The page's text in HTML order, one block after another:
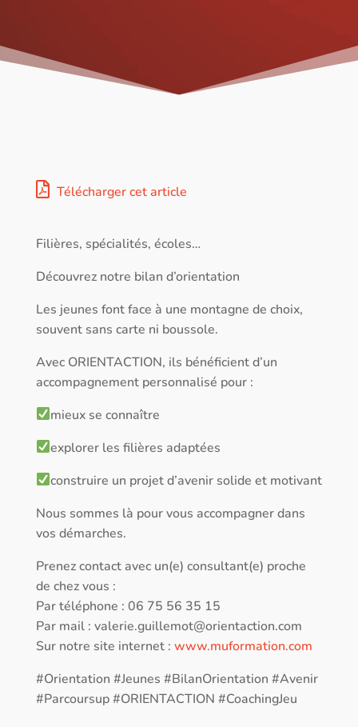
Télécharger cet article
Filières, spécialités, écoles…
Découvrez notre bilan d’orientation
Les jeunes font face à une montagne de choix,
souvent sans carte ni boussole.
Avec ORIENTACTION, ils bénéficient d’un
accompagnement personnalisé pour :
mieux se connaître
explorer les filières adaptées
construire un projet d’avenir solide et motivant
Nous sommes là pour vous accompagner dans
vos démarches.
Prenez contact avec un(e) consultant(e) proche
de chez vous :
Par téléphone : 06 75 56 35 15
Par mail : valerie.guillemot@orientaction.com
Sur notre site internet : www.muformation.com
#Orientation #Jeunes #BilanOrientation #Avenir
#Parcoursup #ORIENTACTION #CoachingJeu